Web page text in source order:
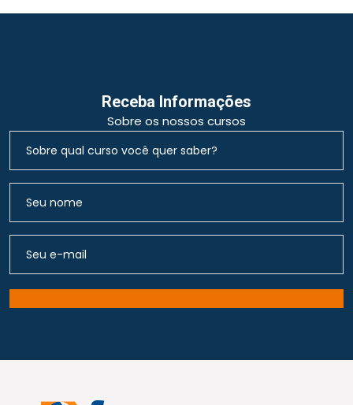
Receba Informações
Sobre os nossos cursos